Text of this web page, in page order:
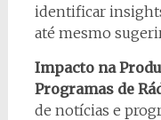
identificar
até mesmo
Impacto na
Programas de
de notícias e